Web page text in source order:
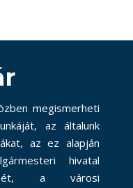
megismerheti
az általunk
az ez alapján
hivatal
a városi